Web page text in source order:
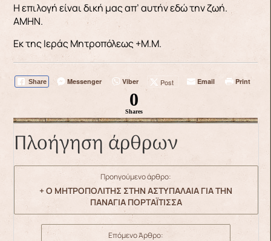
Η επιλογή είναι δική μας απ’ αυτήν εδώ την ζωή.
ΑΜΗΝ.
Εκ της Ιεράς Μητροπόλεως +Μ.Μ.
Share Messenger Viber Post Email Print
0
Shares
Πλοήγηση άρθρων
Προηγούμενο άρθρο:
+ Ο ΜΗΤΡΟΠΟΛΙΤΗΣ ΣΤΗΝ ΑΣΤΥΠΑΛΑΙΑ ΓΙΑ ΤΗΝ
ΠΑΝΑΓΙΑ ΠΟΡΤΑΪΤΙΣΣΑ
Επόμενο Άρθρο: